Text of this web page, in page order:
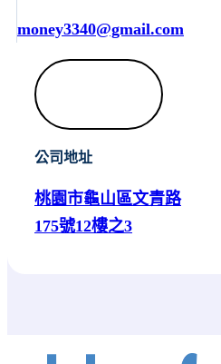
money3340@gmail.com
公司地址
桃園市龜山區文青路
175號12樓之3